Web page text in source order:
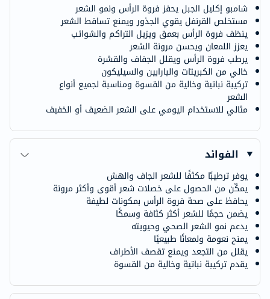
شامبو إكليل الجبل يحفز فروة الرأس ونمو الشعر
مستخلص القرنفل يقوي الجذور ويمنع تساقط الشعر
ينظف فروة الرأس بعمق ويزيل التراكم والشوائب
يعزز اللمعان ويحسن مرونة الشعر
يرطب فروة الرأس ويقلل الجفاف والقشرة
خالي من الكبريتات والبارابين والسيليكون
تركيبة نباتية وخالية من القسوة ومناسبة لجميع أنواع
الشعر
مثالي للاستخدام اليومي على الشعر الضعيف أو الخفيف
الفوائد
يوفر ترطيبًا مكثفًا للشعر الجاف والهش
يمكّن من الحصول على خصلات شعر أقوى وأكثر مرونة
يحافظ على صحة فروة الرأس بمكونات لطيفة
يضمن حجمًا للشعر أكثر كثافة وسمكًا
يدعم نمو الشعر الصحي وحيويته
يمنح نعومة ولمعانًا طبيعيًا
يقلل من التجعد ويمنع تقصف الأطراف
يقدم تركيبة نباتية وخالية من القسوة